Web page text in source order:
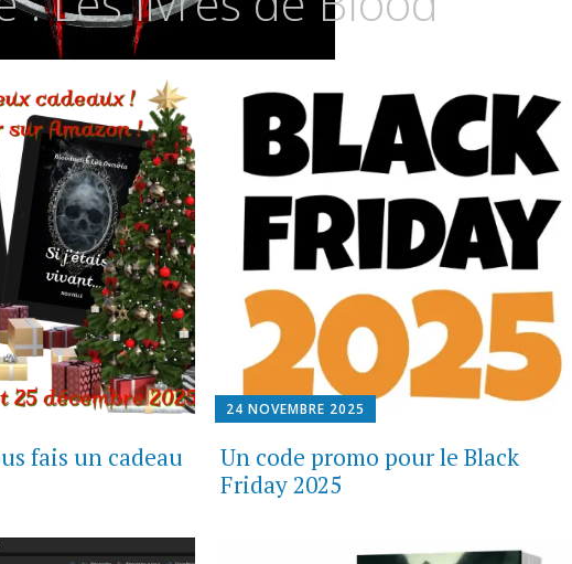
fais un cadeau
24 NOVEMBRE 2025
Un code promo pour le Black
Friday 2025